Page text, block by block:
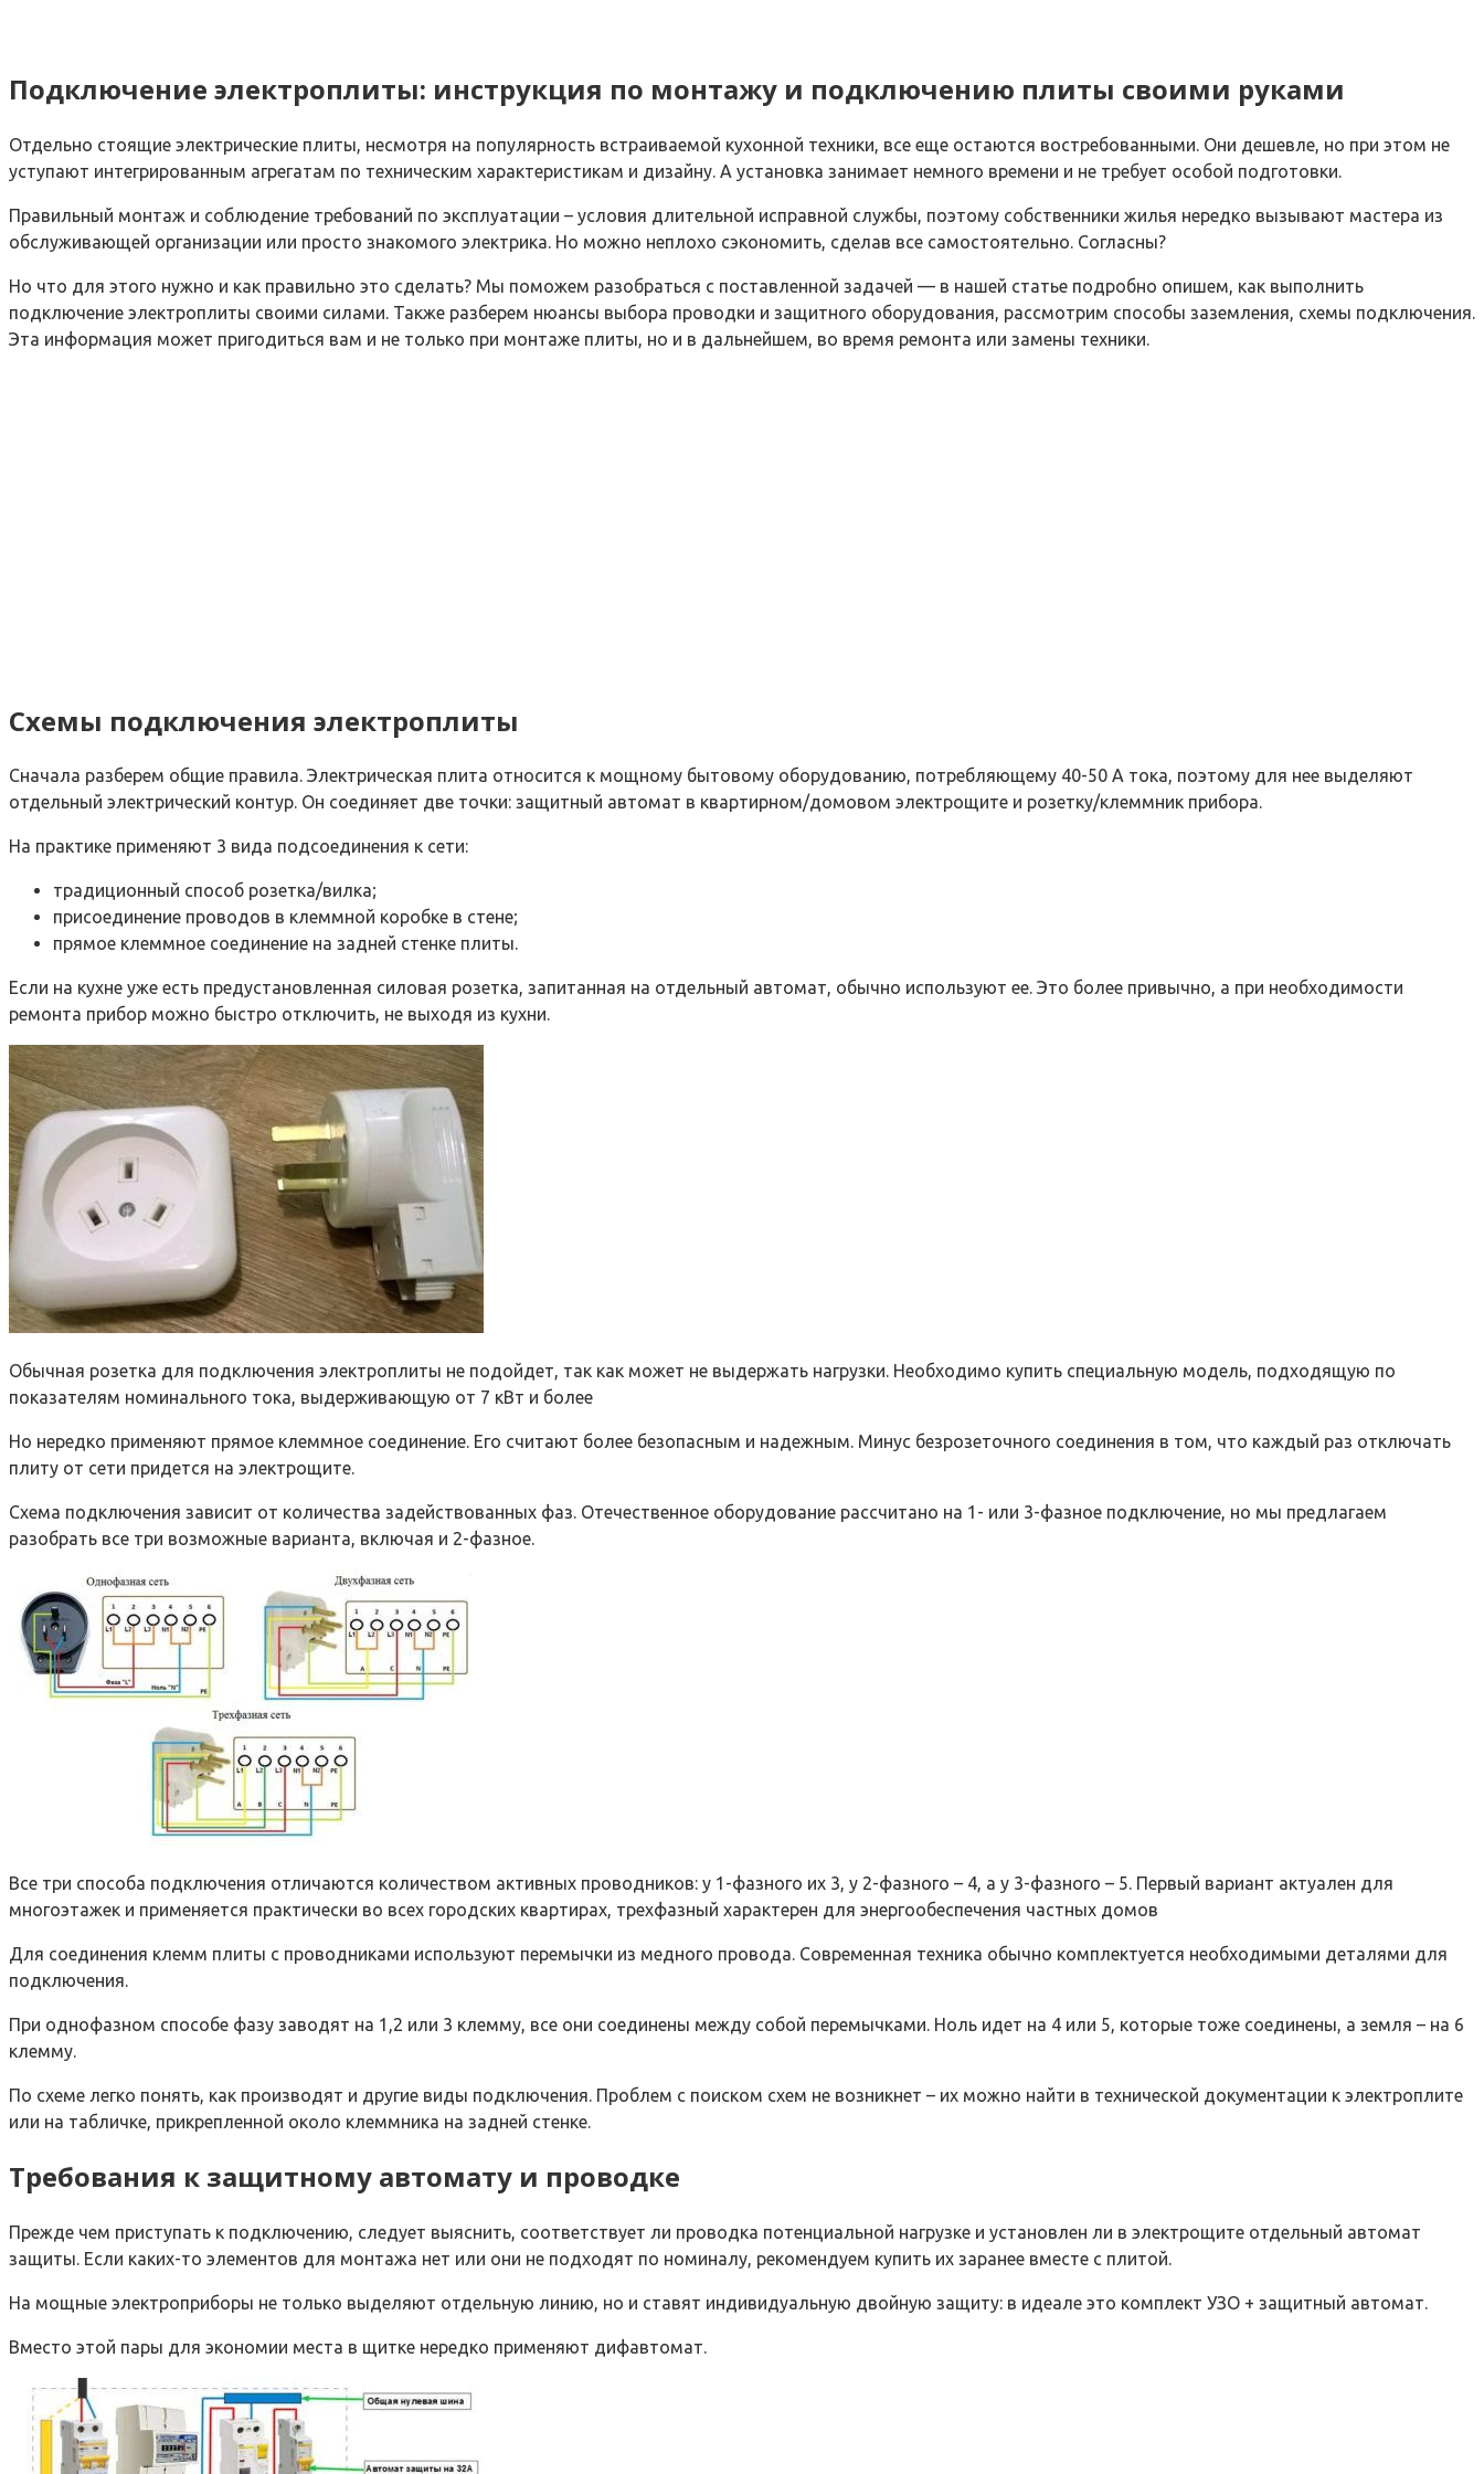
Подключение электроплиты: инструкция по монтажу и подключению плиты своими руками
Отдельно стоящие электрические плиты, несмотря на популярность встраиваемой кухонной техники, все еще остаются востребованными. Они дешевле, но при этом не
уступают интегрированным агрегатам по техническим характеристикам и дизайну. А установка занимает немного времени и не требует особой подготовки.
Правильный монтаж и соблюдение требований по эксплуатации – условия длительной исправной службы, поэтому собственники жилья нередко вызывают мастера из
обслуживающей организации или просто знакомого электрика. Но можно неплохо сэкономить, сделав все самостоятельно. Согласны?
Но что для этого нужно и как правильно это сделать? Мы поможем разобраться с поставленной задачей — в нашей статье подробно опишем, как выполнить
подключение электроплиты своими силами. Также разберем нюансы выбора проводки и защитного оборудования, рассмотрим способы заземления, схемы подключения.
Эта информация может пригодиться вам и не только при монтаже плиты, но и в дальнейшем, во время ремонта или замены техники.
Схемы подключения электроплиты
Сначала разберем общие правила. Электрическая плита относится к мощному бытовому оборудованию, потребляющему 40-50 А тока, поэтому для нее выделяют
отдельный электрический контур. Он соединяет две точки: защитный автомат в квартирном/домовом электрощите и розетку/клеммник прибора.
На практике применяют 3 вида подсоединения к сети:
традиционный способ розетка/вилка;
присоединение проводов в клеммной коробке в стене;
прямое клеммное соединение на задней стенке плиты.
Если на кухне уже есть предустановленная силовая розетка, запитанная на отдельный автомат, обычно используют ее. Это более привычно, а при необходимости
ремонта прибор можно быстро отключить, не выходя из кухни.
Обычная розетка для подключения электроплиты не подойдет, так как может не выдержать нагрузки. Необходимо купить специальную модель, подходящую по
показателям номинального тока, выдерживающую от 7 кВт и более
Но нередко применяют прямое клеммное соединение. Его считают более безопасным и надежным. Минус безрозеточного соединения в том, что каждый раз отключать
плиту от сети придется на электрощите.
Схема подключения зависит от количества задействованных фаз. Отечественное оборудование рассчитано на 1- или 3-фазное подключение, но мы предлагаем
разобрать все три возможные варианта, включая и 2-фазное.
Все три способа подключения отличаются количеством активных проводников: у 1-фазного их 3, у 2-фазного – 4, а у 3-фазного – 5. Первый вариант актуален для
многоэтажек и применяется практически во всех городских квартирах, трехфазный характерен для энергообеспечения частных домов
Для соединения клемм плиты с проводниками используют перемычки из медного провода. Современная техника обычно комплектуется необходимыми деталями для
подключения.
При однофазном способе фазу заводят на 1,2 или 3 клемму, все они соединены между собой перемычками. Ноль идет на 4 или 5, которые тоже соединены, а земля – на 6
клемму.
По схеме легко понять, как производят и другие виды подключения. Проблем с поиском схем не возникнет – их можно найти в технической документации к электроплите
или на табличке, прикрепленной около клеммника на задней стенке.
Требования к защитному автомату и проводке
Прежде чем приступать к подключению, следует выяснить, соответствует ли проводка потенциальной нагрузке и установлен ли в электрощите отдельный автомат
защиты. Если каких-то элементов для монтажа нет или они не подходят по номиналу, рекомендуем купить их заранее вместе с плитой.
На мощные электроприборы не только выделяют отдельную линию, но и ставят индивидуальную двойную защиту: в идеале это комплект УЗО + защитный автомат.
Вместо этой пары для экономии места в щитке нередко применяют дифавтомат.